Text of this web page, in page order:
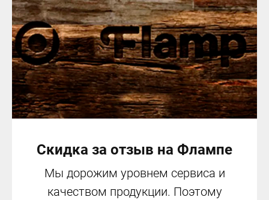
Скидка за отзыв на Флампе
Мы дорожим уровнем сервиса и
качеством продукции. Поэтому